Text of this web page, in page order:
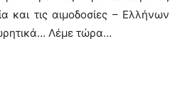
και τις αιμοδοσίες – Ελλήνων
Λέμε τώρα…